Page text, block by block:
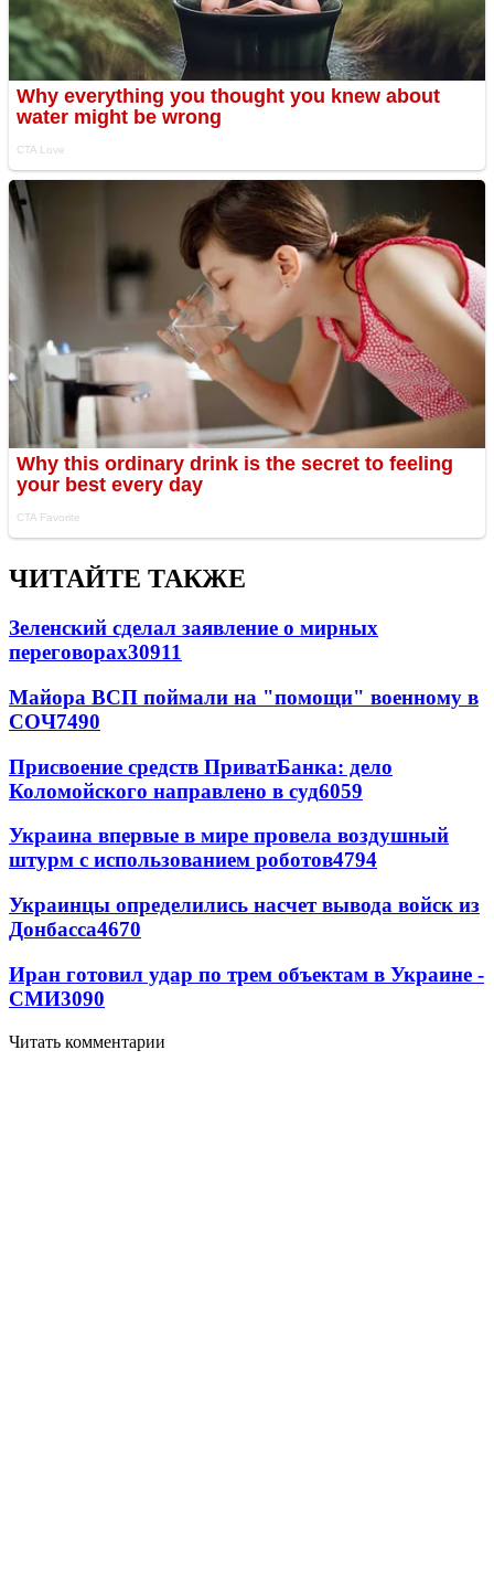
ЧИТАЙТЕ ТАКЖЕ
Зеленский сделал заявление о мирных
переговорах30911
Майора ВСП поймали на "помощи" военному в
СОЧ7490
Присвоение средств ПриватБанка: дело
Коломойского направлено в суд6059
Украина впервые в мире провела воздушный
штурм с использованием роботов4794
Украинцы определились насчет вывода войск из
Донбасса4670
Иран готовил удар по трем объектам в Украине -
СМИ3090
Читать комментарии